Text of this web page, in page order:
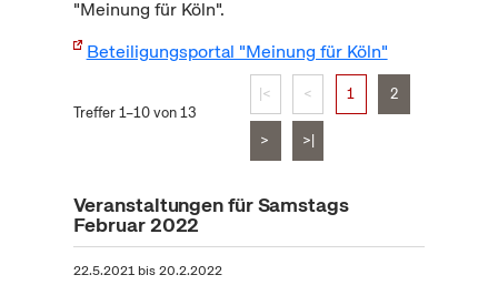
"Meinung für Köln".
Beteiligungsportal "Meinung für Köln"
Treffer 1–10 von 13
|< < 1 2
> >|
Veranstaltungen für Samstags
Februar 2022
22.5.2021bis20.2.2022